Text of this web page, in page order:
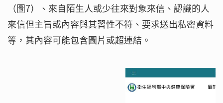
（圖7）、來自陌生人或少往來對象來信、認識的人
來信但主旨或內容與其習性不符、要求送出私密資料
等，其內容可能包含圖片或超連結。